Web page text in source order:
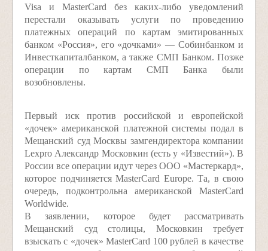
Visa и MasterCard без каких-либо уведомлений
перестали оказывать услуги по проведению
платежных операций по картам эмитированных
банком «Россия», его «дочками» — Собинбанком и
Инвесткапиталбанком, а также СМП Банком. Позже
операции по картам СМП Банка были
возобновлены.
Первый иск против российской и европейской
«дочек» американской платежной системы подал в
Мещанский суд Москвы замгендиректора компании
Lexpro Александр Московкин (есть у «Известий»). В
России все операции идут через ООО «Мастеркард»,
которое подчиняется MasterCard Europe. Та, в свою
очередь, подконтрольна американской MasterCard
Worldwide.
В заявлении, которое будет рассматривать
Мещанский суд столицы, Московкин требует
взыскать с «дочек» MasterCard 100 рублей в качестве